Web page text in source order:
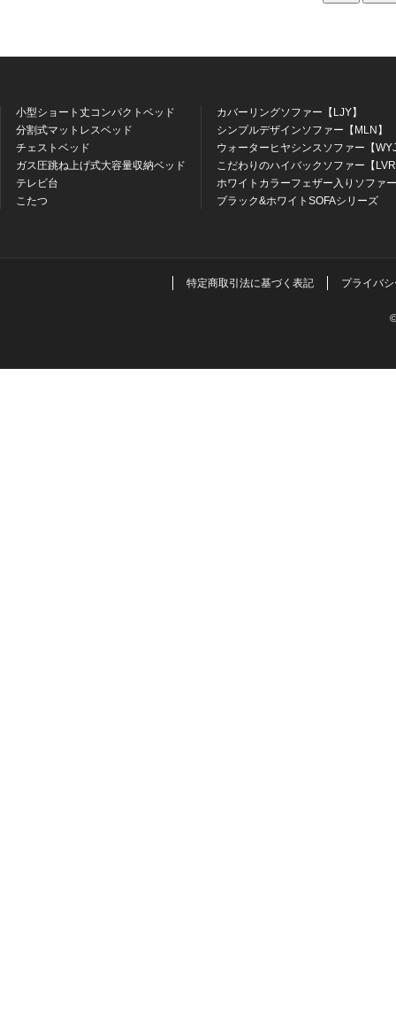
小型ショート丈コンパクトベッド
分割式マットレスベッド
チェストベッド
ガス圧跳ね上げ式大容量収納ベッド
テレビ台
こたつ
カバーリングソファー【LJY】
シンプルデザインソファー【MLN】
ウォーターヒヤシンスソファー【
こだわりのハイバックソファー【
ホワイトカラーフェザー入りソファ
ブラック&ホワイトSOFAシリーズ
特定商取引法に基づく表記 プライバ